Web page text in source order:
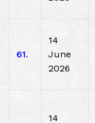
61.
14
June
2026
14